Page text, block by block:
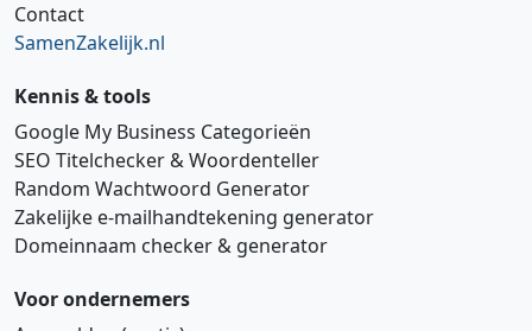
Contact
SamenZakelijk.nl
Kennis & tools
Google My Business Categorieën
SEO Titelchecker & Woordenteller
Random Wachtwoord Generator
Zakelijke e‑mailhandtekening generator
Domeinnaam checker & generator
Voor ondernemers